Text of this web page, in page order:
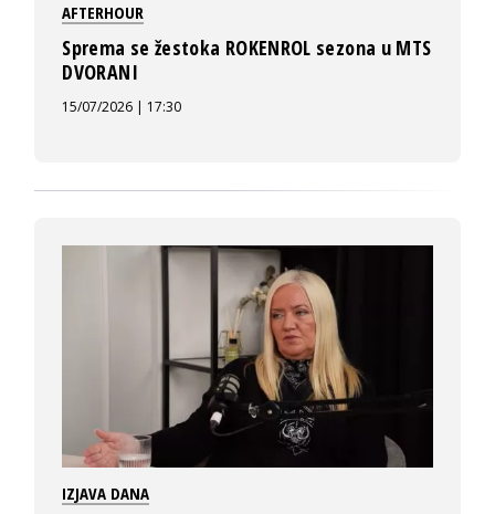
AFTERHOUR
Sprema se žestoka ROKENROL sezona u MTS
DVORANI
15/07/2026 | 17:30
IZJAVA DANA